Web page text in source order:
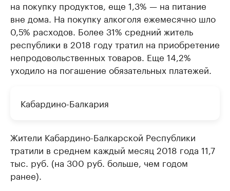
на покупку продуктов, еще 1,3% — на питание
вне дома. На покупку алкоголя ежемесячно шло
0,5% расходов. Более 31% средний житель
республики в 2018 году тратил на приобретение
непродовольственных товаров. Еще 14,2%
уходило на погашение обязательных платежей.
Кабардино-Балкария
Жители Кабардино-Балкарской Республики
тратили в среднем каждый месяц 2018 года 11,7
тыс. руб. (на 300 руб. больше, чем годом
ранее).